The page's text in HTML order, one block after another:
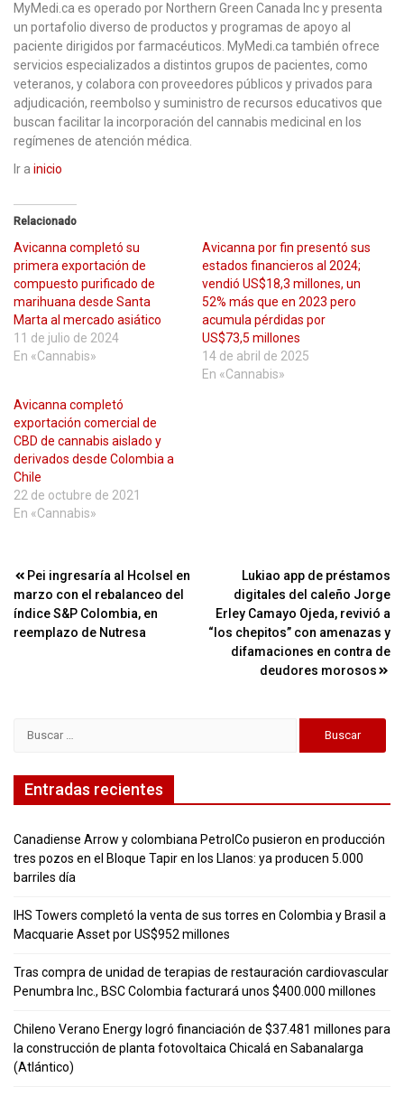
MyMedi.ca es operado por Northern Green Canada Inc y presenta
un portafolio diverso de productos y programas de apoyo al
paciente dirigidos por farmacéuticos. MyMedi.ca también ofrece
servicios especializados a distintos grupos de pacientes, como
veteranos, y colabora con proveedores públicos y privados para
adjudicación, reembolso y suministro de recursos educativos que
buscan facilitar la incorporación del cannabis medicinal en los
regímenes de atención médica.
Ir a inicio
Relacionado
Avicanna completó su
primera exportación de
compuesto purificado de
marihuana desde Santa
Marta al mercado asiático
11 de julio de 2024
En «Cannabis»
Avicanna por fin presentó sus
estados financieros al 2024;
vendió US$18,3 millones, un
52% más que en 2023 pero
acumula pérdidas por
US$73,5 millones
14 de abril de 2025
En «Cannabis»
Avicanna completó
exportación comercial de
CBD de cannabis aislado y
derivados desde Colombia a
Chile
22 de octubre de 2021
En «Cannabis»
Navegación
de
entradas
Pei ingresaría al Hcolsel en
marzo con el rebalanceo del
índice S&P Colombia, en
reemplazo de Nutresa
Lukiao app de préstamos
digitales del caleño Jorge
Erley Camayo Ojeda, revivió a
“los chepitos” con amenazas y
difamaciones en contra de
deudores morosos
Entradas recientes
Canadiense Arrow y colombiana PetrolCo pusieron en producción
tres pozos en el Bloque Tapir en los Llanos: ya producen 5.000
barriles día
IHS Towers completó la venta de sus torres en Colombia y Brasil a
Macquarie Asset por US$952 millones
Tras compra de unidad de terapias de restauración cardiovascular
Penumbra Inc., BSC Colombia facturará unos $400.000 millones
Chileno Verano Energy logró financiación de $37.481 millones para
la construcción de planta fotovoltaica Chicalá en Sabanalarga
(Atlántico)